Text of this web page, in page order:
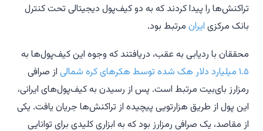
تراکنش‌ها را پیدا کردند که به دو کیف‌پول دیجیتالی تحت کنترل
بانک مرکزی ایران مرتبط بود.
محققان با ردیابی به عقب، دریافتند که وجوه این کیف‌پول‌ها به
۱.۵ میلیارد دلار هک شده توسط هکرهای کره شمالی
از صرافی
رمزارز بای‌بیت مرتبط است. پس از رسیدن به کیف‌پول‌های ایرانی،
این پول از طریق هزارتویی پیچیده از تراکنش‌ها جریان یافت. یکی
از مقاصد، یک صرافی رمزارز بود که به ابزاری کلیدی برای توانایی